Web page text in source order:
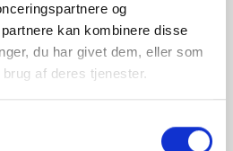
og
kan kombinere disse
du har givet dem, eller som
af deres tjenester.
os for professionel rådgivning